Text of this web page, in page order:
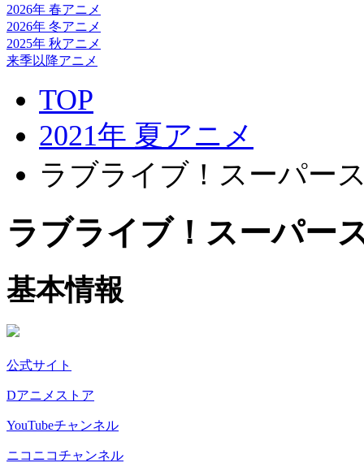
2026年 春アニメ
2026年 冬アニメ
2025年 秋アニメ
来季以降アニメ
TOP
2021年 夏アニメ
ラブライブ！スーパー
ラブライブ！スーパー
基本情報
公式サイト
Dアニメストア
YouTubeチャンネル
ニコニコチャンネル